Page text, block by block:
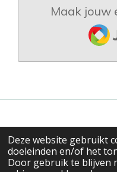
Deze website gebruikt
doeleinden en/of het
Door gebruik te blijven
Maak jouw